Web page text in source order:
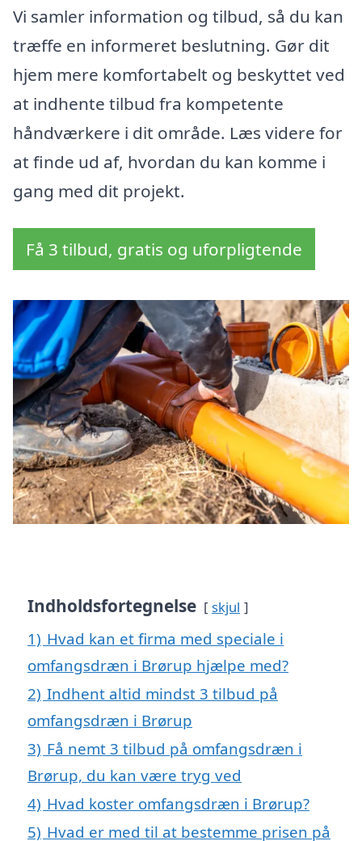
Vi samler information og tilbud, så du kan
træffe en informeret beslutning. Gør dit
hjem mere komfortabelt og beskyttet ved
at indhente tilbud fra kompetente
håndværkere i dit område. Læs videre for
at finde ud af, hvordan du kan komme i
gang med dit projekt.
Få 3 tilbud, gratis og uforpligtende
Indholdsfortegnelse skjul
1) Hvad kan et firma med speciale i
omfangsdræn i Brørup hjælpe med?
2) Indhent altid mindst 3 tilbud på
omfangsdræn i Brørup
3) Få nemt 3 tilbud på omfangsdræn i
Brørup, du kan være tryg ved
4) Hvad koster omfangsdræn i Brørup?
5) Hvad er med til at bestemme prisen på